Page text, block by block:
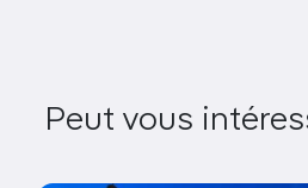
Peut vous